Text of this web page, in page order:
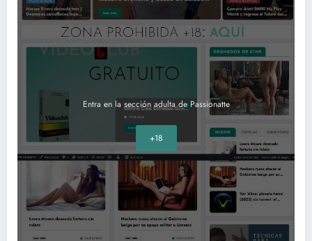
Entra en la sección adulta de Passionatte
+18